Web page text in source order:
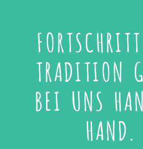
TRADITION
BEI UNS
HAND.